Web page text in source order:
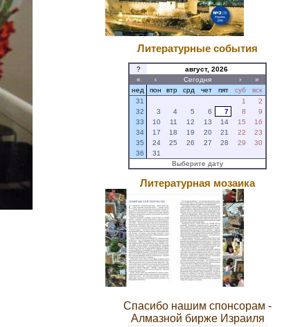
Литературные события
?
август, 2026
«
‹ Сегодня ›
»
нед
пон втр срд чет пят суб
вск
31
1
2
32
3 4 5 6 7 8
9
33
10 11 12 13 14 15
16
34
17 18 19 20 21 22
23
35
24 25 26 27 28 29
30
36
31
Выберите дату
Литературная мозаика
Спасибо нашим спонсорам -
Алмазной бирже Израиля